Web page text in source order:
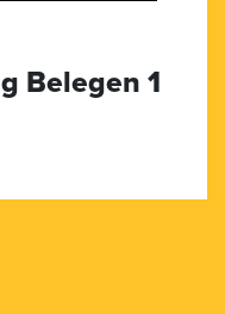
Belegen 1